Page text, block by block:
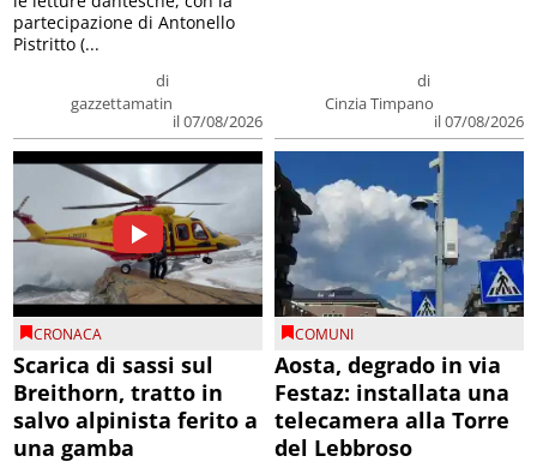
di
gazzettamatin
il 07/08/2026
partecipazione di Antonello
Pistritto (...
di
Cinzia Timpano
il 07/08/2026
CRONACA
Scarica di sassi sul
Breithorn, tratto in
salvo alpinista ferito a
una gamba
COMUNI
Aosta, degrado in via
Festaz: installata una
telecamera alla Torre
del Lebbroso